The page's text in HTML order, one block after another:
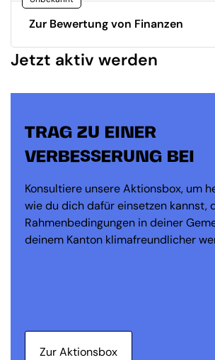
Zur Bewertung von Finanzen
Jetzt aktiv werden
TRAG ZU EINER
VERBESSERUNG BEI
Konsultiere unsere Aktionsbox, um
wie du dich dafür einsetzen kannst,
Rahmenbedingungen in deiner
deinem Kanton klimafreundlicher
Zur Aktionsbox